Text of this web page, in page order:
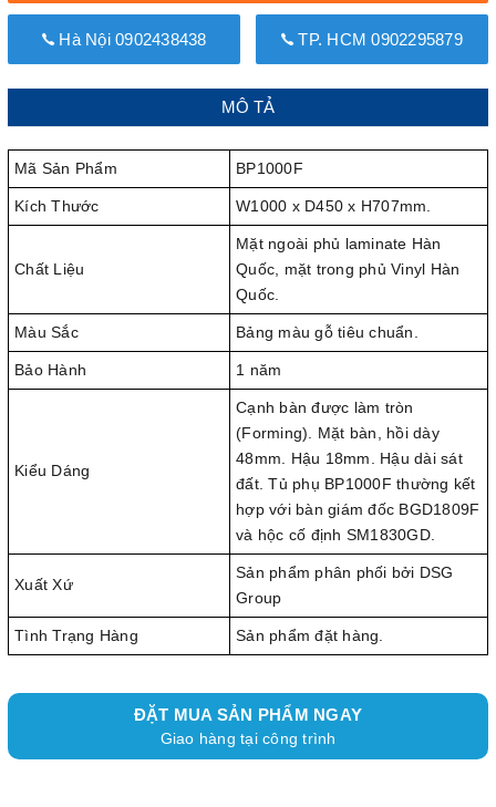
Hà Nội 0902438438 TP. HCM 0902295879
MÔ TẢ
Mã Sản Phẩm BP1000F
Kích Thước W1000 x D450 x H707mm.
Chất Liệu
Mặt ngoài phủ laminate Hàn
Quốc, mặt trong phủ Vinyl Hàn
Quốc.
Màu Sắc Bảng màu gỗ tiêu chuẩn.
Bảo Hành 1 năm
Kiểu Dáng
Cạnh bàn được làm tròn
(Forming). Mặt bàn, hồi dày
48mm. Hậu 18mm. Hậu dài sát
đất. Tủ phụ BP1000F thường kết
hợp với bàn giám đốc BGD1809F
và hộc cố định SM1830GD.
Xuất Xứ
Sản phẩm phân phối bởi DSG
Group
Tình Trạng Hàng Sản phẩm đặt hàng.
ĐẶT MUA SẢN PHẨM NGAY
Giao hàng tại công trình